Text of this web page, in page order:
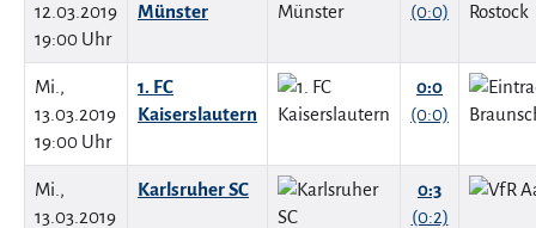
12.03.2019
19:00 Uhr
Münster
(0:0)
Mi.,
13.03.2019
19:00 Uhr
1. FC
Kaiserslautern
0:0
(0:0)
Mi.,
13.03.2019
Karlsruher SC
0:3
(0:2)